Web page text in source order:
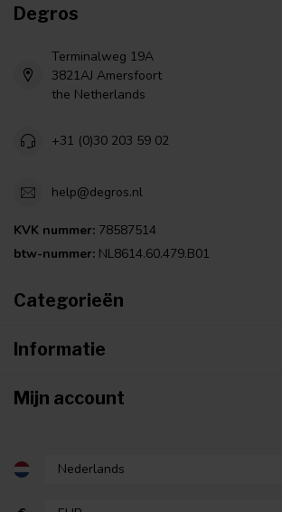
Degros
Terminalweg 19A
3821AJ Amersfoort
the Netherlands
+31 (0)30 203 59 02
help@degros.nl
KVK nummer: 78587514
btw-nummer: NL8614.60.479.B01
Categorieën
Informatie
Mijn account